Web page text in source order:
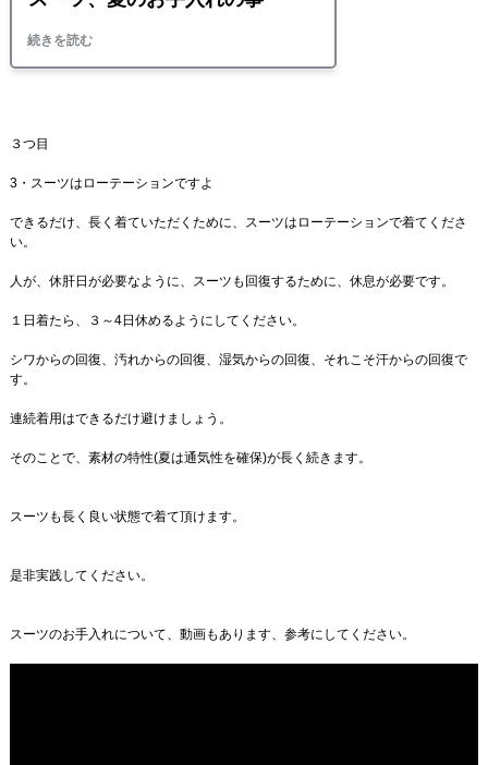
３つ目
3・スーツはローテーションですよ
できるだけ、長く着ていただくために、スーツはローテーションで着てくださ
い。
人が、休肝日が必要なように、スーツも回復するために、休息が必要です。
１日着たら、３～4日休めるようにしてください。
シワからの回復、汚れからの回復、湿気からの回復、それこそ汗からの回復で
す。
連続着用はできるだけ避けましょう。
そのことで、素材の特性(夏は通気性を確保)が長く続きます。
スーツも長く良い状態で着て頂けます。
是非実践してください。
スーツのお手入れについて、動画もあります、参考にしてください。